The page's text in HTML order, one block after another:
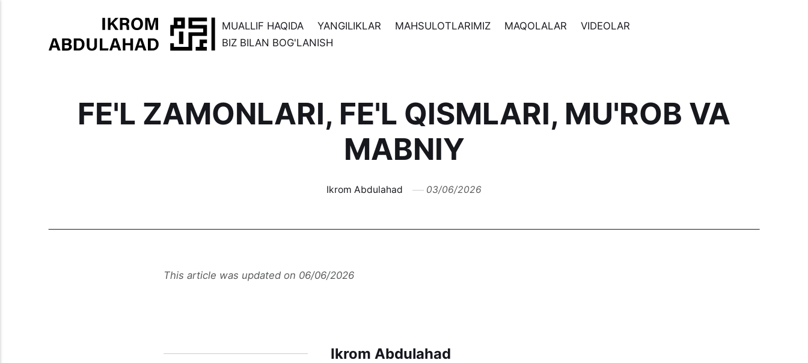
MUALLIF HAQIDA YANGILIKLAR MAHSULOTLARIMIZ MAQOLALAR
VIDEOLAR
BIZ BILAN BOG'LANISH
FE'L ZAMONLARI, FE'L QISMLARI, MU'ROB VA
MABNIY
Ikrom Abdulahad 03/06/2026
This article was updated on 06/06/2026
Ikrom Abdulahad